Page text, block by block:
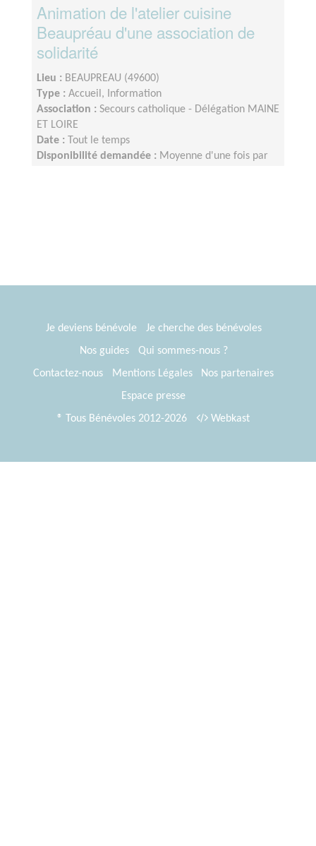
Animation de l'atelier cuisine
Beaupréau d'une association de
solidarité
Lieu : BEAUPREAU (49600)
Type : Accueil, Information
Association : Secours catholique - Délégation MAINE
ET LOIRE
Date :
Tout le temps
Disponibilité demandée : Moyenne d'une fois par
Je deviens bénévole
Je cherche des bénévoles
Nos guides
Qui sommes-nous ?
Contactez-nous
Mentions Légales
Nos partenaires
Espace presse
® Tous Bénévoles 2012-2026
Webkast